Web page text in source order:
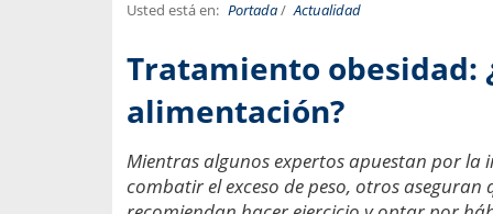
Usted está en: Portada/ Actualidad
Tratamiento obesidad:
alimentación?
Mientras algunos expertos apuestan por
combatir el exceso de peso, otros
por incapacidad
Infectólogo y profesor
Medicina, Universidad
Usamos la palabra
una enfermedad